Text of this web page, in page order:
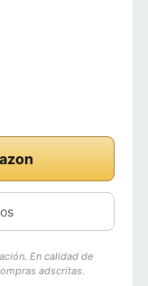
En calidad de
adscritas.